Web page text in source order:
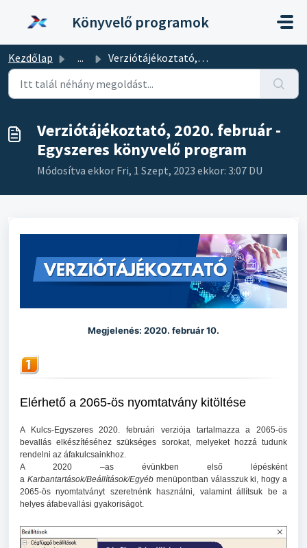
Könyvelő programok
Kezdőlap ... Verziótájékoztató, 2020. február - Egyszeres könyvelő pro...
Verziótájékoztató, 2020. február -
Egyszeres könyvelő program
Módosítva ekkor Fri, 1 Szept, 2023 ekkor: 3:07 DU
Megjelenés: 2020. február 10.
Elérhető a 2065-ös nyomtatvány kitöltése
A Kulcs-Egyszeres 2020. februári verziója tartalmazza a 2065-ös
bevallás elkészítéséhez szükséges sorokat, melyeket hozzá tudunk
rendelni az áfakulcsainkhoz.
A 2020 –as évünkben első lépésként
a Karbantartások/Beállítások/Egyébmenüpontban válasszuk ki, hogy a
2065-ös nyomtatványt szeretnénk használni, valamint állítsuk be a
helyes áfabevallási gyakoriságot.